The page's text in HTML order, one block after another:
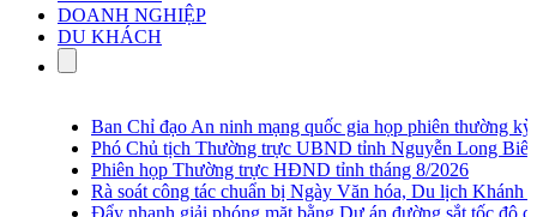
DOANH NGHIỆP
DU KHÁCH
Ban Chỉ đạo An ninh mạng quốc gia họp phiên thường kỳ
Phó Chủ tịch Thường trực UBND tỉnh Nguyễn Long Biên
Phiên họp Thường trực HĐND tỉnh tháng 8/2026
Rà soát công tác chuẩn bị Ngày Văn hóa, Du lịch Khánh